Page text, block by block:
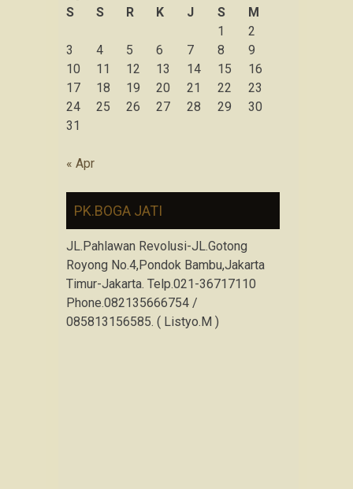
S
S R K J S
M
1
2
3
4 5 6 7 8
9
10
11 12 13 14 15
16
17
18 19 20 21 22
23
24
25 26 27 28 29
30
31
« Apr
PK.BOGA JATI
JL.Pahlawan Revolusi-JL.Gotong
Royong No.4,Pondok Bambu,Jakarta
Timur-Jakarta. Telp.021-36717110
Phone.082135666754 /
085813156585. ( Listyo.M )